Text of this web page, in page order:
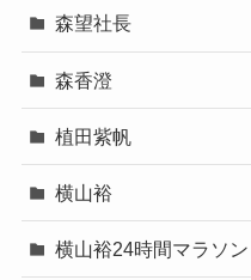
森望社長
森香澄
植田紫帆
横山裕
横山裕24時間マラソン